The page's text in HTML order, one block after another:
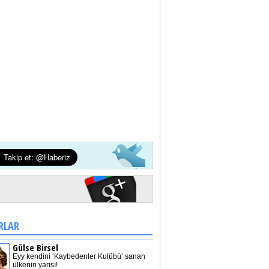
Gülse Birsel
Eyy kendini ‘Kaybedenler Kulübü’ sanan
ülkenin yarısı!